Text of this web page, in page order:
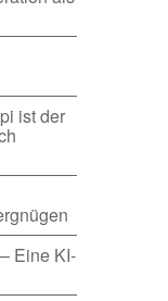
ist der
Eine KI-